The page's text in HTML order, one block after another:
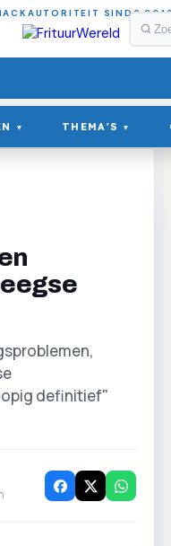
SINDS
▾ THEMA'S ▾
definitief"